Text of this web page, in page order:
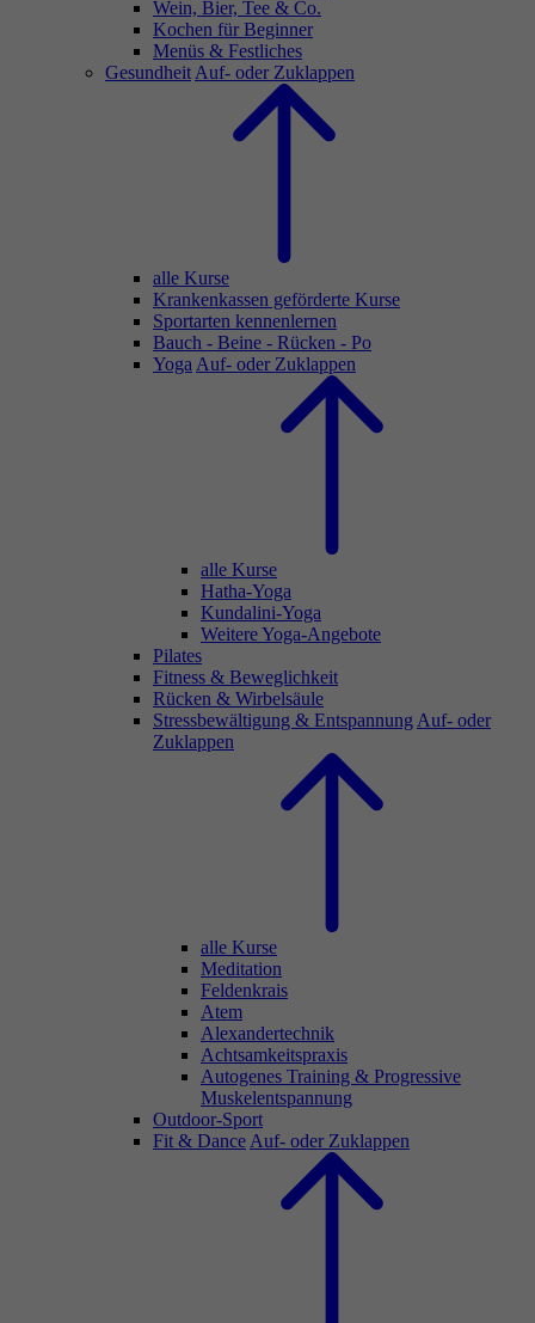
Wein, Bier, Tee & Co.
Kochen für Beginner
Menüs & Festliches
Gesundheit Auf- oder Zuklappen
alle Kurse
Krankenkassen geförderte Kurse
Sportarten kennenlernen
Bauch - Beine - Rücken - Po
Yoga Auf- oder Zuklappen
alle Kurse
Hatha-Yoga
Kundalini-Yoga
Weitere Yoga-Angebote
Pilates
Fitness & Beweglichkeit
Rücken & Wirbelsäule
Stressbewältigung & Entspannung Auf- oder
Zuklappen
alle Kurse
Meditation
Feldenkrais
Atem
Alexandertechnik
Achtsamkeitspraxis
Autogenes Training & Progressive
Muskelentspannung
Outdoor-Sport
Fit & Dance Auf- oder Zuklappen